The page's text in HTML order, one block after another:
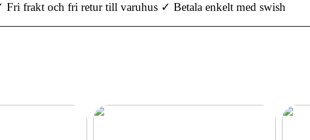
frakt och fri retur till varuhus ✓ Betala enkelt med swish